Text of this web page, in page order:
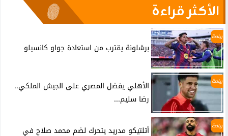
الأكثر قراءة
رياضة
برشلونة يقترب من استعادة جواو كانسيلو
رياضة
الأهلي يفضل المصري على الجيش الملكي..
رضا سليم...
رياضة
أتلتيكو مدريد يتحرك لضم محمد صلاح في